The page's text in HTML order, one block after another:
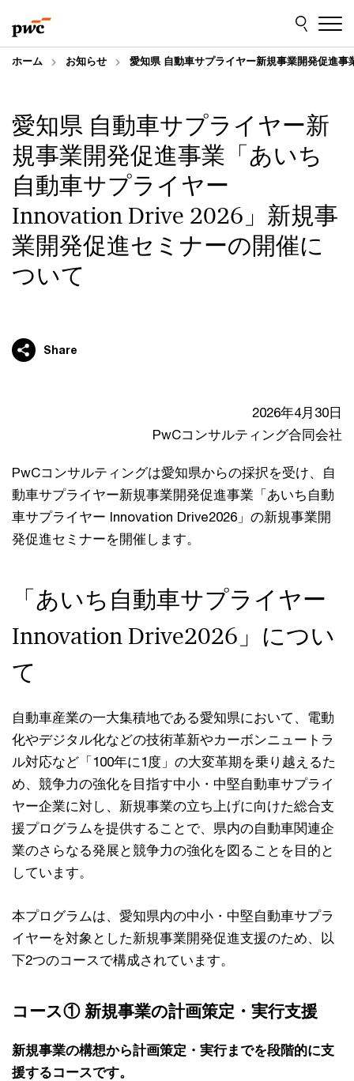
to
content
to
footer
ホーム お知らせ 愛知県 自動車サプライヤー新規事業開発促進
愛知県 自動車サプライヤー新
規事業開発促進事業「あいち
自動車サプライヤー
Innovation Drive 2026」新規事
業開発促進セミナーの開催に
ついて
Share
2026年4月30日
PwCコンサルティング合同会社
PwCコンサルティングは愛知県からの採択を受け、自
動車サプライヤー新規事業開発促進事業「あいち自動
車サプライヤー Innovation Drive2026」の新規事業開
発促進セミナーを開催します。
「あいち自動車サプライヤー
Innovation Drive2026」につい
て
自動車産業の一大集積地である愛知県において、電動
化やデジタル化などの技術革新やカーボンニュートラ
ル対応など「100年に1度」の大変革期を乗り越えるた
め、競争力の強化を目指す中小・中堅自動車サプライ
ヤー企業に対し、新規事業の立ち上げに向けた総合支
援プログラムを提供することで、県内の自動車関連企
業のさらなる発展と競争力の強化を図ることを目的と
しています。
本プログラムは、愛知県内の中小・中堅自動車サプラ
イヤーを対象とした新規事業開発促進支援のため、以
下2つのコースで構成されています。
コース① 新規事業の計画策定・実行支援
新規事業の構想から計画策定・実行までを段階的に支
援するコースです。